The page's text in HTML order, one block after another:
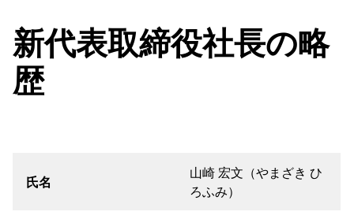
新代表取締役社長の略
歴
氏名
山崎 宏文（やまざき ひ
ろふみ）